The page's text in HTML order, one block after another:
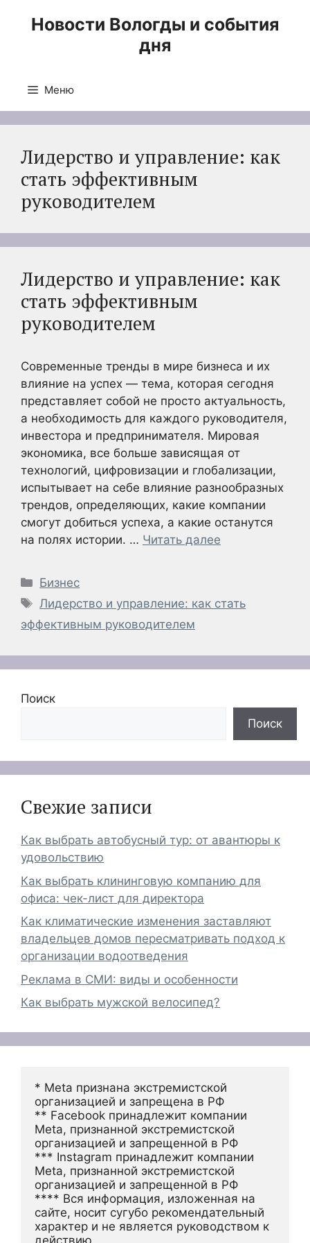
Новости Вологды и события
дня
Меню
Лидерство и управление: как
стать эффективным
руководителем
Лидерство и управление: как
стать эффективным
руководителем
Современные тренды в мире бизнеса и их
влияние на успех — тема, которая сегодня
представляет собой не просто актуальность,
а необходимость для каждого руководителя,
инвестора и предпринимателя. Мировая
экономика, все больше зависящая от
технологий, цифровизации и глобализации,
испытывает на себе влияние разнообразных
трендов, определяющих, какие компании
смогут добиться успеха, а какие останутся
на полях истории. … Читать далее
Рубрики
Бизнес
Метки
Лидерство и управление: как стать
эффективным руководителем
Поиск
Поиск
Свежие записи
Как выбрать автобусный тур: от авантюры к
удовольствию
Как выбрать клининговую компанию для
офиса: чек-лист для директора
Как климатические изменения заставляют
владельцев домов пересматривать подход к
организации водоотведения
Реклама в СМИ: виды и особенности
Как выбрать мужской велосипед?
* Meta признана экстремистской
организацией и запрещена в РФ
** Facebook принадлежит компании
Meta, признанной экстремистской
организацией и запрещенной в РФ
*** Instagram принадлежит компании
Meta, признанной экстремистской
организацией и запрещенной в РФ
**** Вся информация, изложенная на
сайте, носит сугубо рекомендательный
характер и не является руководством к
действию.